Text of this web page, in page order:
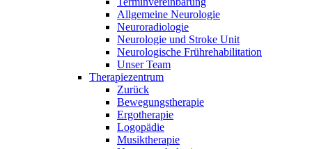
Allgemeine Neurologie
Neuroradiologie
Neurologie und Stroke Unit
Neurologische Frührehabilitation
Unser Team
Therapiezentrum
Zurück
Bewegungstherapie
Ergotherapie
Logopädie
Musiktherapie